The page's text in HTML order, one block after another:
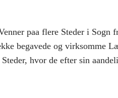
paa flere Steder i Sogn
begavede og virksomme
hvor de efter sin